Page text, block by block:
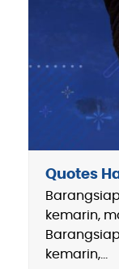
Quotes
kemarin,
kemarin,…